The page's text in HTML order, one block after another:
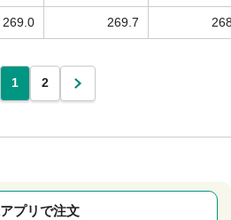
269.0 269.7
1 2
プリで注文